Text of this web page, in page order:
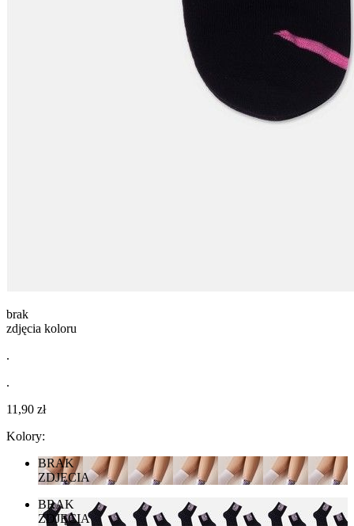
brak
zdjęcia koloru
.
.
11,90 zł
Kolory:
BRAK
ZDJĘCIA
BRAK
ZDJĘCIA